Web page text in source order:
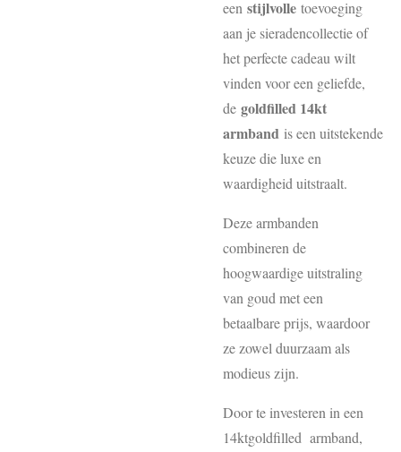
een stijlvolle toevoeging
aan je sieradencollectie of
het perfecte cadeau wilt
vinden voor een geliefde,
de goldfilled 14kt
armband is een uitstekende
keuze die luxe en
waardigheid uitstraalt.
Deze armbanden
combineren de
hoogwaardige uitstraling
van goud met een
betaalbare prijs, waardoor
ze zowel duurzaam als
modieus zijn.
Door te investeren in een
14ktgoldfilled armband,